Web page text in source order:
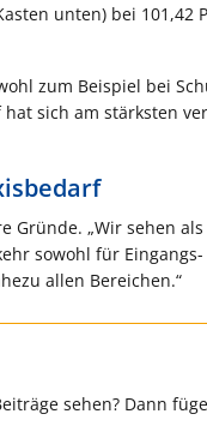
unten) bei 101,42
zum Beispiel bei
sich am stärksten
Gründe. „Wir sehen
sowohl für
allen Bereichen.“
sehen? Dann